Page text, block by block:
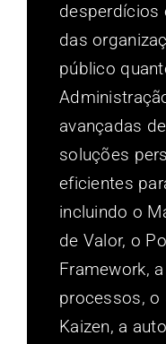
desperdícios
das
público
avançadas
soluções
eficientes
incluindo o
de Valor, o
Framework,
processos, o
Kaizen, a